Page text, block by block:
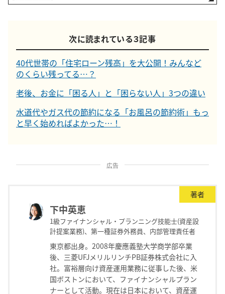
次に読まれている３記事
40代世帯の「住宅ローン残高」を大公開！みんなど
のくらい残ってる…？
老後、お金に「困る人」と「困らない人」3つの違い
水道代やガス代の節約になる「お風呂の節約術」もっ
と早く始めればよかった…！
広告
著者
下中英恵
1級ファイナンシャル・プランニング技能士(資産設
計提案業務)、第一種証券外務員、内部管理責任者
東京都出身。2008年慶應義塾大学商学部卒業
後、三菱UFJメリルリンチPB証券株式会社に入
社。富裕層向け資産運用業務に従事した後、米
国ボストンにおいて、ファイナンシャルプラン
ナーとして活動。現在は日本において、資産運